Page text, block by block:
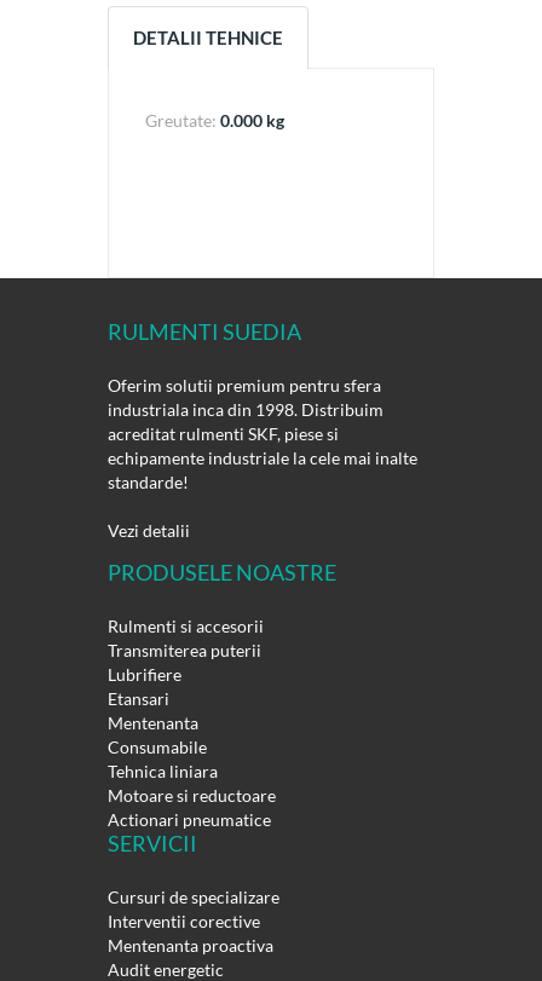
DETALII TEHNICE
Greutate: 0.000 kg
RULMENTI SUEDIA
Oferim solutii premium pentru sfera
industriala inca din 1998. Distribuim
acreditat rulmenti SKF, piese si
echipamente industriale la cele mai inalte
standarde!
Vezi detalii
PRODUSELE NOASTRE
Rulmenti si accesorii
Transmiterea puterii
Lubrifiere
Etansari
Mentenanta
Consumabile
Tehnica liniara
Motoare si reductoare
Actionari pneumatice
SERVICII
Cursuri de specializare
Interventii corective
Mentenanta proactiva
Audit energetic